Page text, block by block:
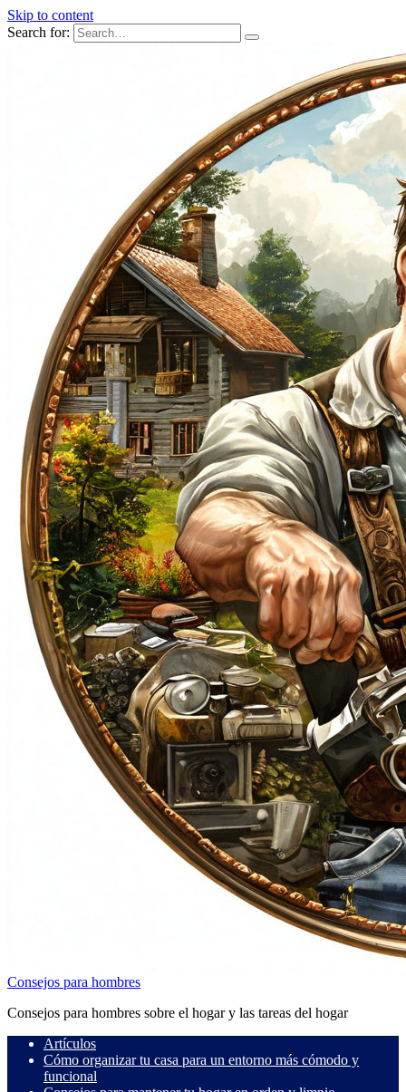
Skip to content
Search for:
Consejos para hombres
Consejos para hombres sobre el hogar y las tareas del hogar
Artículos
Cómo organizar tu casa para un entorno más cómodo y
funcional